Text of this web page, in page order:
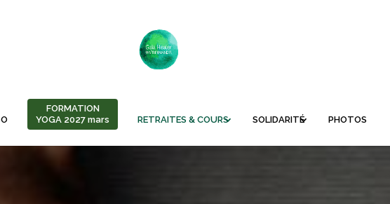
FORMATION
YOGA 2027 mars
RETRAITES & COURS SOLIDARITÉ PHOTOS